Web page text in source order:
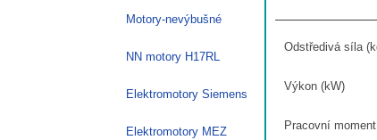
Odstředivá síla
Výkon (kW)
Pracovní
Motory-nevýbušné
NN motory H17RL
Elektromotory Siemens
Elektromotory MEZ